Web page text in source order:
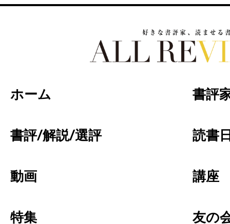
ホーム 書評
書評/解説/選評 読書
動画 講座
特集 友の